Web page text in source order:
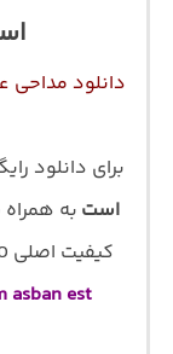
دانلود مداحی
برای دانلود
است به
کیفیت اصلی 320 و 128 با
asban est